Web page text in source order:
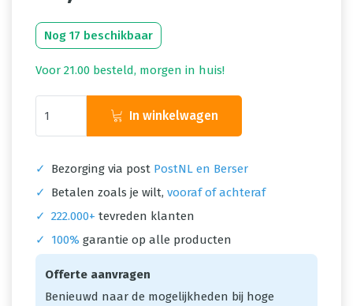
Nog 17 beschikbaar
Voor 21.00 besteld, morgen in huis!
In winkelwagen
✓ Bezorging via post PostNL en Berser
✓
Betalen zoals je wilt, vooraf of achteraf
✓ 222.000+ tevreden klanten
✓
100% garantie op alle producten
Offerte aanvragen
Benieuwd naar de mogelijkheden bij hoge